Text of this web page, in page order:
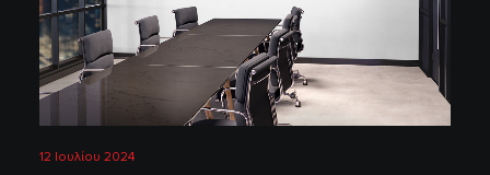
12 Ιουλίου 2024